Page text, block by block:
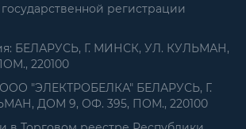
регистрации
БЕЛАРУСЬ, Г. МИНСК, УЛ. КУЛЬМАН,
220100
"ЭЛЕКТРОБЕЛКА" БЕЛАРУСЬ, Г.
ДОМ 9, ОФ. 395, ПОМ., 220100